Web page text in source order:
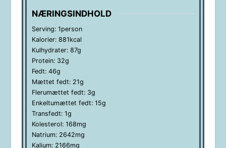
NÆRINGSINDHOLD
Serving: 1person
Kalorier: 881kcal
Kulhydrater: 87g
Protein: 32g
Fedt: 46g
Mættet fedt: 21g
Flerumættet fedt: 3g
Enkeltumættet fedt: 15g
Transfedt: 1g
Kolesterol: 168mg
Natrium: 2642mg
Kalium: 2166mg